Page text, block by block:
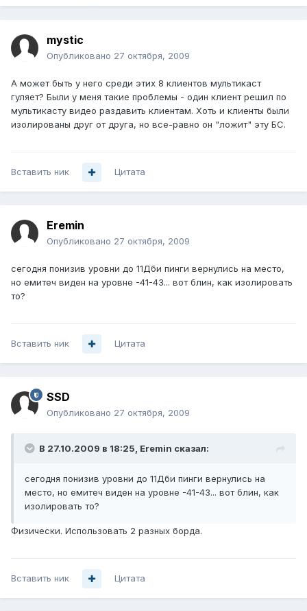
mystic
Опубликовано 27 октября, 2009
А может быть у него среди этих 8 клиентов мультикаст
гуляет? Были у меня такие проблемы - один клиент решил по
мультикасту видео раздавить клиентам. Хоть и клиенты были
изолированы друг от друга, но все-равно он "ложит" эту БС.
Вставить ник Цитата
Eremin
Опубликовано 27 октября, 2009
сегодня понизив уровни до 11Дби пинги вернулись на место,
но емитеч виден на уровне -41-43... вот блин, как изолировать
то?
Вставить ник Цитата
SSD
Опубликовано 27 октября, 2009
В 27.10.2009 в 18:25, Eremin сказал:
сегодня понизив уровни до 11Дби пинги вернулись на
место, но емитеч виден на уровне -41-43... вот блин, как
изолировать то?
Физически. Использовать 2 разных борда.
Вставить ник Цитата